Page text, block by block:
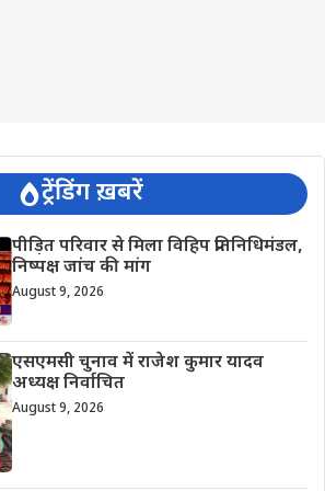
ट्रेंडिंग ख़बरें
पीड़ित परिवार से मिला विहिप प्रतिनिधिमंडल,
निष्पक्ष जांच की मांग
August 9, 2026
एसएमसी चुनाव में राजेश कुमार यादव
अध्यक्ष निर्वाचित
August 9, 2026